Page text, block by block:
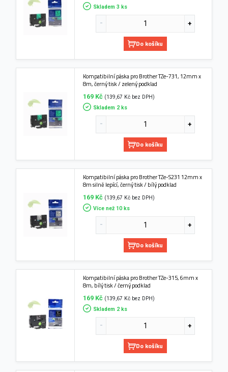
Skladem 3 ks
Do košíku
Kompatibilní páska pro Brother TZe-731, 12mm x
8m, černý tisk / zelený podklad
169 Kč (139,67 Kč bez DPH)
Skladem 2 ks
Do košíku
Kompatibilní páska pro Brother TZe-S231 12mm x
8m silně lepící, černý tisk / bílý podklad
169 Kč (139,67 Kč bez DPH)
Více než 10 ks
Do košíku
Kompatibilní páska pro Brother TZe-315, 6mm x
8m, bílý tisk / černý podklad
169 Kč (139,67 Kč bez DPH)
Skladem 2 ks
Do košíku